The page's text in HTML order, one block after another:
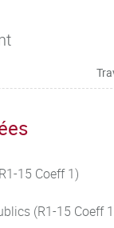
15 Coeff 1)
(R1-15 Coeff